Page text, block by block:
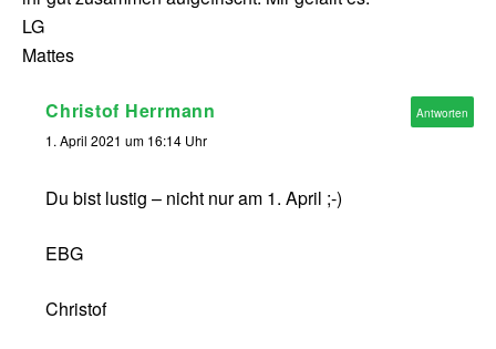
LG
Mattes
Christof Herrmann
1. April 2021 um 16:14 Uhr
Du bist lustig – nicht nur am 1. April ;-)
EBG
Christof
Antworten